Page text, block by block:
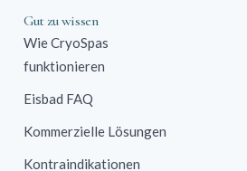
Gut zu wissen
Wie CryoSpas
funktionieren
Eisbad FAQ
Kommerzielle Lösungen
Kontraindikationen